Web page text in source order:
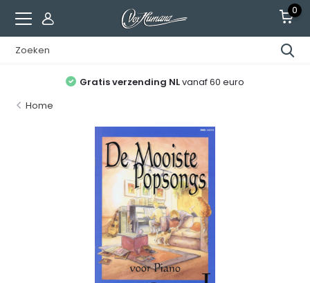
0
Gratis verzending NLvanaf 60 euro
Home